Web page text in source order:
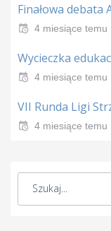
Finałowa debata
4 miesiące temu
Wycieczka
4 miesiące temu
VII Runda Ligi
4 miesiące temu